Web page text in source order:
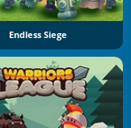
Endless Siege